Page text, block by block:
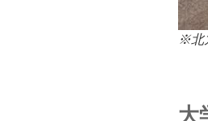
※北
大